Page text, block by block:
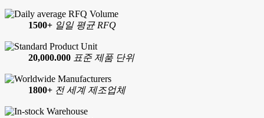
1500+ 일일 평균 RFQ
20,000.000 표준 제품 단위
1800+ 전 세계 제조업체